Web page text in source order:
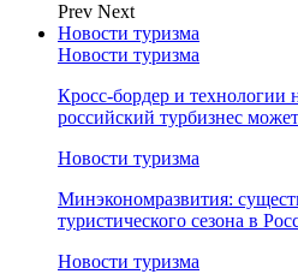
Prev Next
Новости туризма
Новости туризма
Кросс-бордер и технологии
российский турбизнес
Новости туризма
Минэкономразвития:
туристического сезона в
Новости туризма